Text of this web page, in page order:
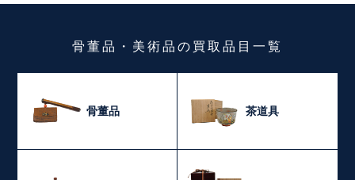
骨董品・美術品の買取品目一覧
骨董品 茶道具